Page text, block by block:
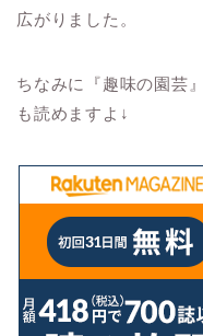
広がりました。
ちなみに『趣味の園芸
も読めますよ↓